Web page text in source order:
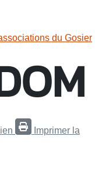
du Gosier
Imprimer la